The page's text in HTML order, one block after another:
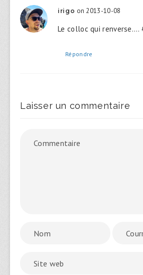
irigo on 2013-10-08
Le colloc qui renverse….
Répondre
Laisser un commentaire